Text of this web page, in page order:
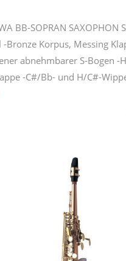
BB-SOPRAN SAXOPHON
-Bronze Korpus, Messing
abnehmbarer S-Bogen -
-C#/Bb- und H/C#-